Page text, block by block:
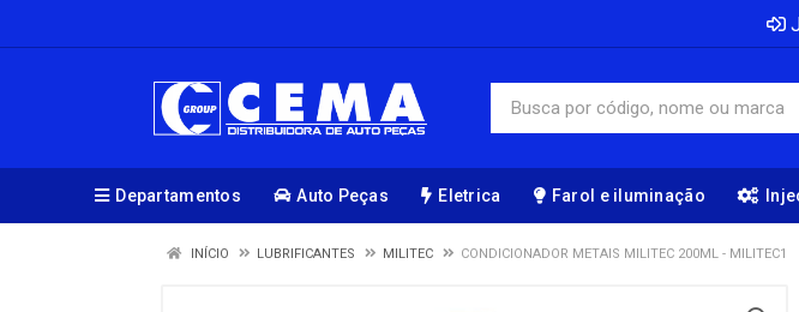
Departamentos Auto Peças Eletrica Farol e iluminação
INÍCIO LUBRIFICANTES MILITEC CONDICIONADOR METAIS MILITEC 200ML - MILITEC1